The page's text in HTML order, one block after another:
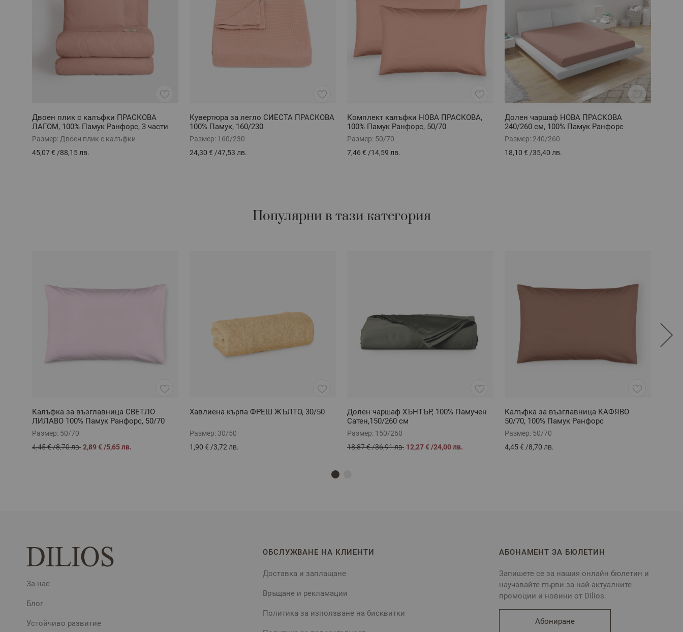
Двоен плик с калъфки ПРАСКОВА
ЛАГОМ, 100% Памук Ранфорс, 3 части
Размер: Двоен плик с калъфки
45,07 € /88,15 лв.
Кувертюра за легло СИЕСТА ПРАСКОВА
100% Памук, 160/230
Размер: 160/230
24,30 € /47,53 лв.
Комплект калъфки НОВА ПРАСКОВА,
100% Памук Ранфорс, 50/70
Размер: 50/70
7,46 € /14,59 лв.
Долен чаршаф НОВА ПРАСКОВА
240/260 см, 100% Памук Ранфорс
Размер: 240/260
18,10 € /35,40 лв.
Популярни в тази категория
Калъфка за възглавница СВЕТЛО
ЛИЛАВО 100% Памук Ранфорс, 50/70
Размер: 50/70
4,45 €/8,70 лв. 2,89 €/5,65 лв.
Хавлиена кърпа ФРЕШ ЖЪЛТО, 30/50
Размер: 30/50
1,90 € /3,72 лв.
Долен чаршаф ХЪНТЪР, 100% Памучен
Сатен,150/260 см
Размер: 150/260
18,87 €/36,91 лв. 12,27 €/24,00 лв.
Калъфка за възглавница КАФЯВО
50/70, 100% Памук Ранфорс
Размер: 50/70
4,45 € /8,70 лв.
За нас
Блог
Устойчиво развитие
ОБСЛУЖВАНЕ НА КЛИЕНТИ
Доставка и заплащане
Връщане и рекламации
Политика за използване на бисквитки
АБОНАМЕНТ ЗА БЮЛЕТИН
Запишете се за нашия онлайн бюлетин и
научавайте първи за най-актуалните
промоции и новини от Dilios.
Абониране